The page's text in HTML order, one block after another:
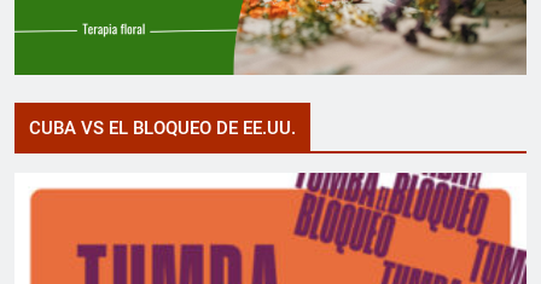
CUBA VS EL BLOQUEO DE EE.UU.